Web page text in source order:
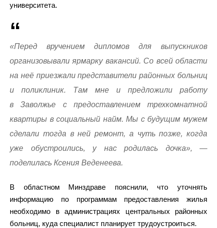
университета.
«Перед вручением дипломов для выпускников
организовывали ярмарку вакансий. Со всей области
на неё приезжали представители районных больниц
и поликлиник. Там мне и предложили работу
в Заволжье с предоставлением трехкомнатной
квартиры в социальный найм. Мы с будущим мужем
сделали тогда в ней ремонт, а чуть позже, когда
уже обустроились, у нас родилась дочка», —
поделилась Ксения Веденеева.
В областном Минздраве пояснили, что уточнять
информацию по программам предоставления жилья
необходимо в администрациях центральных районных
больниц, куда специалист планирует трудоустроиться.